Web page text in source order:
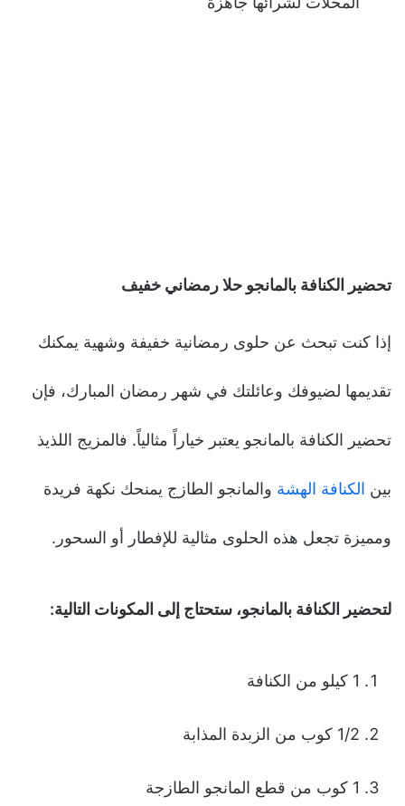
تحضير الكنافة بالمانجو حلا رمضاني خفيف
إذا كنت تبحث عن حلوى رمضانية خفيفة وشهية يمكنك
تقديمها لضيوفك وعائلتك في شهر رمضان المبارك، فإن
تحضير الكنافة بالمانجو يعتبر خياراً مثالياً. فالمزيج اللذيذ
بين الكنافة الهشة والمانجو الطازج يمنحك نكهة فريدة
ومميزة تجعل هذه الحلوى مثالية للإفطار أو السحور.
لتحضير الكنافة بالمانجو، ستحتاج إلى المكونات التالية:
1 كيلو من الكنافة
1/2 كوب من الزبدة المذابة
1 كوب من قطع المانجو الطازجة